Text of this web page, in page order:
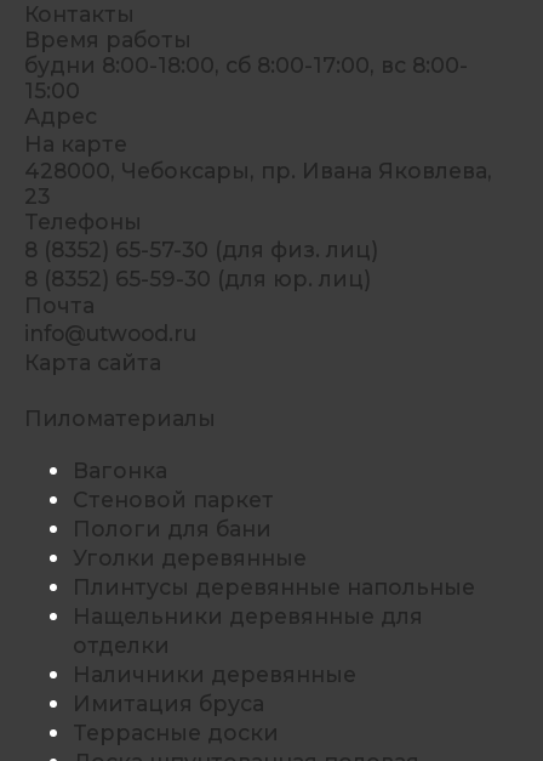
Контакты
Время работы
будни 8:00-18:00, сб 8:00-17:00, вс 8:00-
15:00
Адрес
На карте
428000, Чебоксары, пр. Ивана Яковлева,
23
Телефоны
8 (8352) 65-57-30 (для физ. лиц)
8 (8352) 65-59-30 (для юр. лиц)
Почта
info@utwood.ru
Карта сайта
Пиломатериалы
Вагонка
Стеновой паркет
Пологи для бани
Уголки деревянные
Плинтусы деревянные напольные
Нащельники деревянные для
отделки
Наличники деревянные
Имитация бруса
Террасные доски